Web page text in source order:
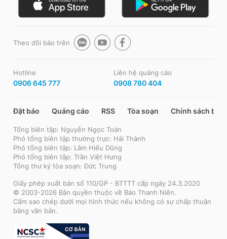
Theo dõi báo trên
Hotline
0906 645 777
Liên hệ quảng cáo
0908 780 404
Đặt báo Quảng cáo RSS Tòa soạn Chính sách bảo
Tổng biên tập: Nguyễn Ngọc Toàn
Phó tổng biên tập thường trực: Hải Thành
Phó tổng biên tập: Lâm Hiếu Dũng
Phó tổng biên tập: Trần Việt Hưng
Tổng thư ký tòa soạn: Đức Trung
Giấy phép xuất bản số 110/GP - BTTTT cấp ngày 24.3.2020
© 2003-2026 Bản quyền thuộc về Báo Thanh Niên.
Cấm sao chép dưới mọi hình thức nếu không có sự chấp thuận
bằng văn bản.